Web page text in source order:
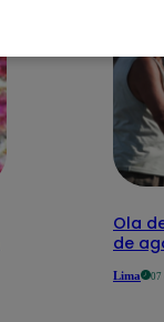
Ola
de
Lima 07